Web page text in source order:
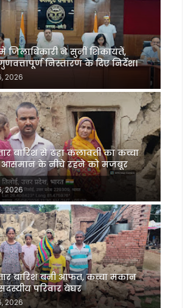
ने सुनीं शिकायतें,
निस्तारण के दिए निर्देश।
2026
बारिश से ढहा कलावती का कच्चा
के नीचे रहने को मजबूर
2026
बारिश बनी आफत, कच्चा मकान
परिवार बेघर
2026